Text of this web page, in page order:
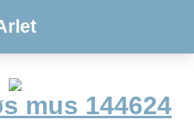
mus 144624